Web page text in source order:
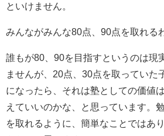
といけません。
みんながみんな80点、90点を取れる
誰もが80、90を目指すというのは現
ませんが、20点、30点を取っていた
になったら、それは塾としての価値
えていいのかな、と思っています。
を取れるように、簡単なことではあ